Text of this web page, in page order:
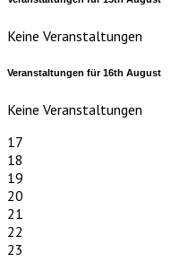
Keine Veranstaltungen
Veranstaltungen für16th August
Keine Veranstaltungen
17
18
19
20
21
22
23